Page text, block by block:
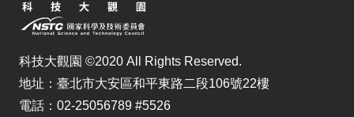
科技大觀園 ©2020 All Rights Reserved.
地址：臺北市大安區和平東路二段106號22樓
電話：02-25056789 #5526